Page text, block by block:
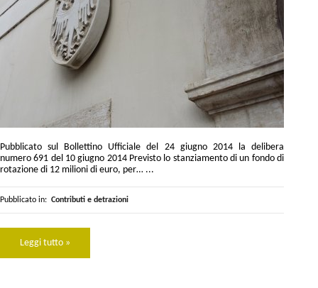
Pubblicato sul Bollettino Ufficiale del 24 giugno 2014 la delibera
numero 691 del 10 giugno 2014 Previsto lo stanziamento di un fondo di
rotazione di 12 milioni di euro, per… ...
Pubblicato in: Contributi e detrazioni
Leggi tutto »